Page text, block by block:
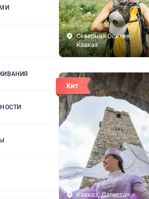
Северная Осетия,
Кавказ
Хит
Кавказ, Дагестан,